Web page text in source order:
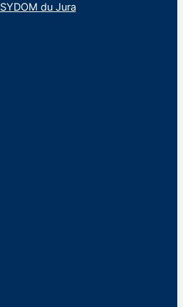
SYDOM du Jura